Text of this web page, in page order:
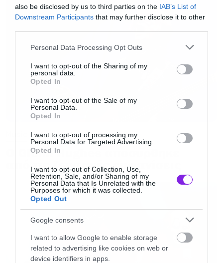
also be disclosed by us to third parties on the IAB’s List of
Downstream Participants that may further disclose it to other
Please note that this website/app uses one or more Google
not limited to your visit or usage behaviour. You may click to
grant or deny consent to Google and its third-party tags to
use your data for below specified purposes in below Google
consent section.
Personal Data Processing Opt Outs
I want to opt-out of the Sharing of my
personal data.
Opted In
I want to opt-out of the Sale of my
Personal Data.
Opted In
I want to opt-out of processing my
Personal Data for Targeted Advertising.
Opted In
I want to opt-out of Collection, Use,
Retention, Sale, and/or Sharing of my
Personal Data that Is Unrelated with the
Purposes for which it was collected.
Opted Out
Google consents
I want to allow Google to enable storage
related to advertising like cookies on web or
device identifiers in apps.
κλασικά και νεότερα κομμάτια, γεφυρώνοντας
το παρελθόν με το παρόν.
ομώνυμο άλμπουμ
Helloween
. Με παραγωγή
που τίμησε την κλασική εποχή και συνθέσεις
που έδειχναν ότι η μπάντα έχει ακόμα καύσιμα,
το άλμπουμ αποτέλεσε μεγάλη επιτυχία και
έδειξε ότι αυτό το line up ήρθε για να μείνει.
Και φυσικά, δεν θα μπορούσαν να λείψουν από
την Ελλάδα. Τον Ιούνιο του 2023, στο Release
Athens, οι Helloween έδωσαν μια εμφάνιση-
μαγεία. Με άψογη απόδοση, οπτικοακουστικό
υπερθέαμα και κοινό που δεν σταμάτησε να
τραγουδάει, απέδειξαν γιατί είναι οι
αδιαμφισβήτητοι βασιλιάδες του ευρωπαϊκού
Ο Glenn Hughes αποσύρθηκε
από τις ζωντανές εμφανίσεις